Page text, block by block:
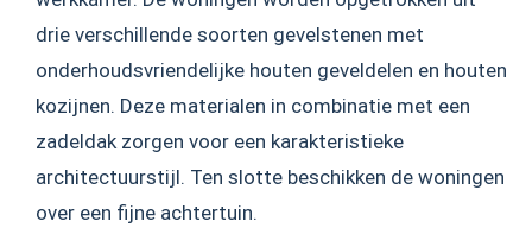
drie verschillende soorten gevelstenen met
onderhoudsvriendelijke houten geveldelen en houten
kozijnen. Deze materialen in combinatie met een
zadeldak zorgen voor een karakteristieke
architectuurstijl. Ten slotte beschikken de woningen
over een fijne achtertuin.